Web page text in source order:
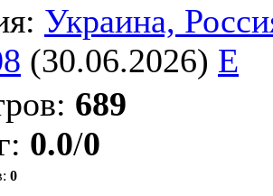
: Украина,
(30.06.2026) E
: 689
: 0.0/0
: 0